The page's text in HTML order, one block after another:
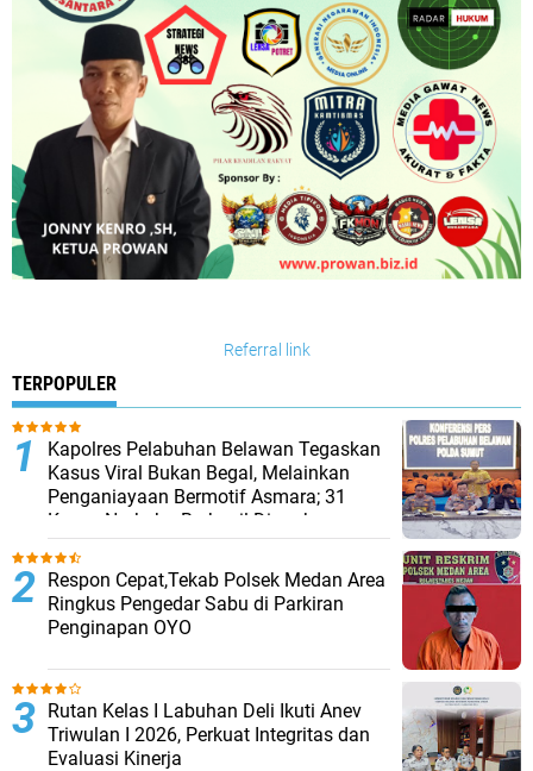
Referral link
TERPOPULER
Kapolres Pelabuhan Belawan Tegaskan
Kasus Viral Bukan Begal, Melainkan
Penganiayaan Bermotif Asmara; 31
Kasus Narkoba Berhasil Diungkap
Respon Cepat,Tekab Polsek Medan Area
Ringkus Pengedar Sabu di Parkiran
Penginapan OYO
Rutan Kelas I Labuhan Deli Ikuti Anev
Triwulan I 2026, Perkuat Integritas dan
Evaluasi Kinerja